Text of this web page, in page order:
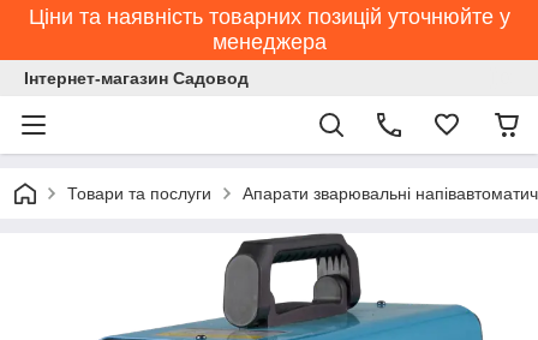
Ціни та наявність товарних позицій уточнюйте у
менеджера
Інтернет-магазин Садовод
Товари та послуги Апарати зварювальні